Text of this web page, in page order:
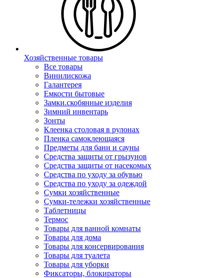
Хозяйственные товары
Все товары
Винилискожа
Галантерея
Емкости бытовые
Замки.скобянные изделия
Зимний инвентарь
Зонты
Клеенка столовая в рулонах
Пленка самоклеющаяся
Предметы для бани и сауны
Средства защиты от грызунов
Средства защиты от насекомых
Средства по уходу за обувью
Средства по уходу за одеждой
Сумки хозяйственные
Сумки-тележки хозяйственные
Таблетницы
Термос
Товары для ванной комнаты
Товары для дома
Товары для консервирования
Товары для туалета
Товары для уборки
Фиксаторы, блокираторы